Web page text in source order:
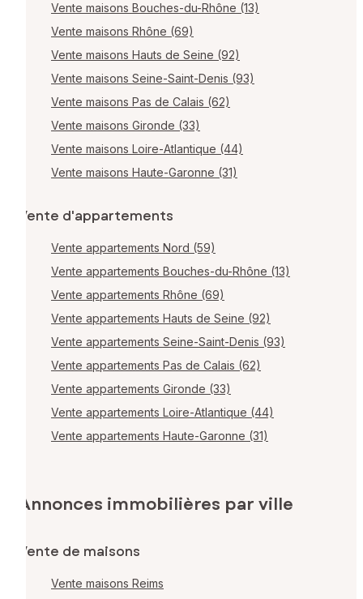
Vente maisons Bouches-du-Rhône (13)
Vente maisons Rhône (69)
Vente maisons Hauts de Seine (92)
Vente maisons Seine-Saint-Denis (93)
Vente maisons Pas de Calais (62)
Vente maisons Gironde (33)
Vente maisons Loire-Atlantique (44)
Vente maisons Haute-Garonne (31)
Vente d'appartements
Vente appartements Nord (59)
Vente appartements Bouches-du-Rhône (13)
Vente appartements Rhône (69)
Vente appartements Hauts de Seine (92)
Vente appartements Seine-Saint-Denis (93)
Vente appartements Pas de Calais (62)
Vente appartements Gironde (33)
Vente appartements Loire-Atlantique (44)
Vente appartements Haute-Garonne (31)
Annonces immobilières par ville
Vente de maisons
Vente maisons Reims